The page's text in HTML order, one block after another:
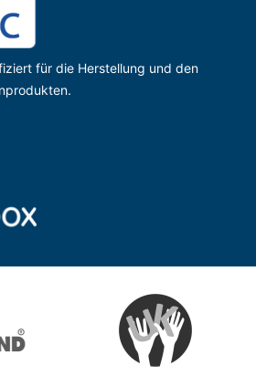
für die Herstellung und den